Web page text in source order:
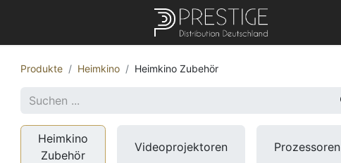
Produkte Heimkino Heimkino Zubehör
Heimkino
Zubehör
Videoprojektoren Prozessoren